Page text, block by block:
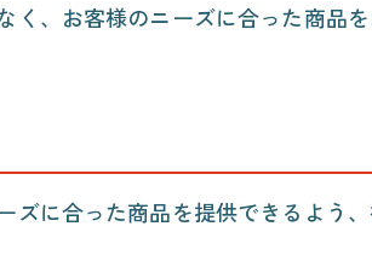
、お客様のニーズに合った商品を
に合った商品を提供できるよう